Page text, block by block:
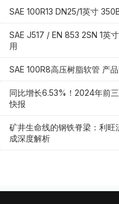
SAE 100R13 DN25/1英寸
SAE J517 / EN 853 2SN 1英
用
SAE 100R8高压树脂软管 产
同比增长6.53%！2024年前
快报
矿井生命线的钢铁脊梁：利
成深度解析